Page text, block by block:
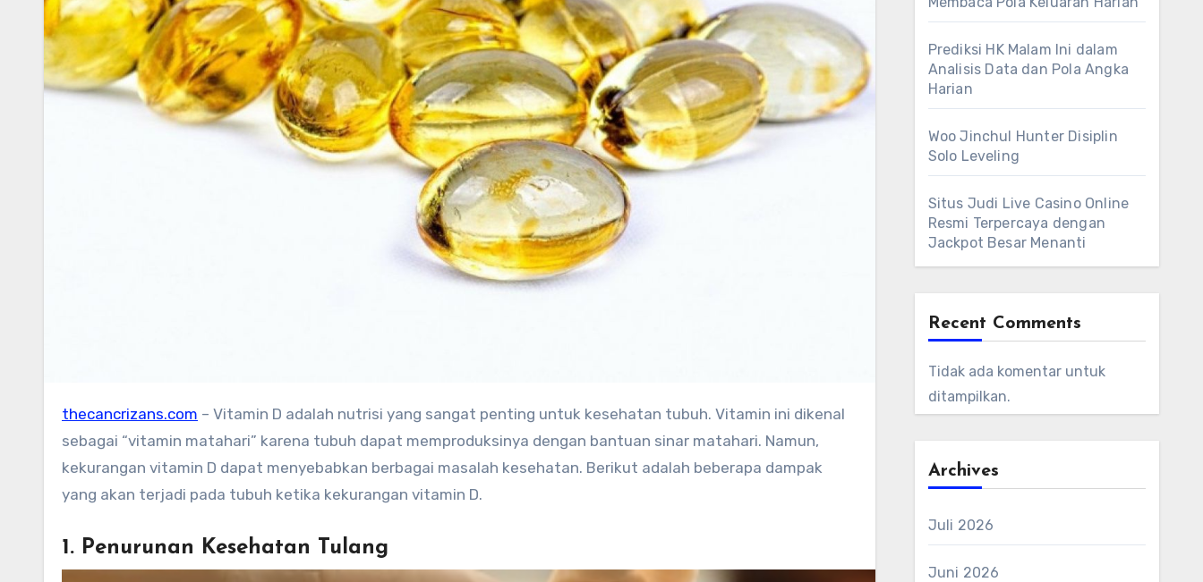
thecancrizans.com – Vitamin D adalah nutrisi yang sangat penting untuk kesehatan tubuh. Vitamin ini dikenal
sebagai “vitamin matahari” karena tubuh dapat memproduksinya dengan bantuan sinar matahari. Namun,
kekurangan vitamin D dapat menyebabkan berbagai masalah kesehatan. Berikut adalah beberapa dampak
yang akan terjadi pada tubuh ketika kekurangan vitamin D.
1. Penurunan Kesehatan Tulang
Prediksi HK Malam Ini dalam
Analisis Data dan Pola Angka
Harian
Woo Jinchul Hunter Disiplin
Solo Leveling
Situs Judi Live Casino Online
Resmi Terpercaya dengan
Jackpot Besar Menanti
Recent Comments
Tidak ada komentar untuk
ditampilkan.
Archives
Juli 2026
Juni 2026